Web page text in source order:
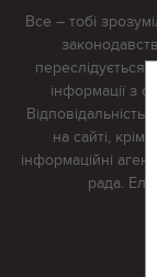
Все – тобі
переслідується
інформації з
Відповідальність
на сайті, крім
інформаційні
рада.